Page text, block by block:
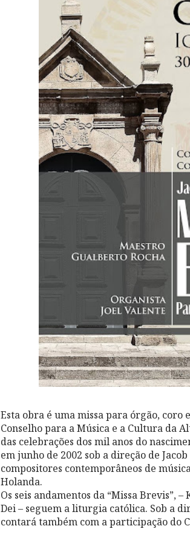
Esta obra é uma missa para órgão, coro
Conselho para a Música e a Cultura da
das celebrações dos mil anos do
em junho de 2002 sob a direção de
compositores contemporâneos de
Holanda.
Os seis andamentos da “Missa Brevis”,
Dei – seguem a liturgia católica. Sob a
contará também com a participação do